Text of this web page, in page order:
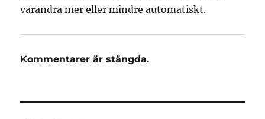
varandra mer eller mindre automatiskt.
Kommentarer är stängda.